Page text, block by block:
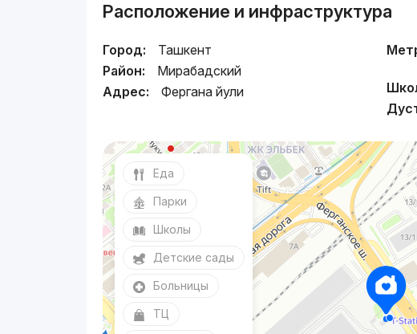
Расположение и инфраструктура
Город:
Ташкент
Район:
Мирабадский
Адрес:
Фергана йули
Еда
Парки
Школы
Детские сады
Больницы
ТЦ